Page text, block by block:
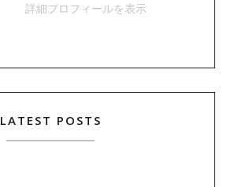
詳細プロフィールを表示
LATEST POSTS